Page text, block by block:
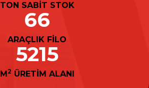
TON SABİT STOK
70
ARAÇLIK FİLO
5527
M2 ÜRETİM ALANI